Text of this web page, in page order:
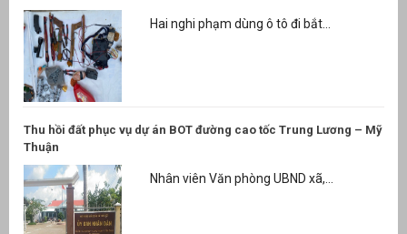
Hai nghi phạm dùng ô tô đi bắt...
Thu hồi đất phục vụ dự án BOT đường cao tốc Trung Lương – Mỹ
Thuận
Nhân viên Văn phòng UBND xã,...